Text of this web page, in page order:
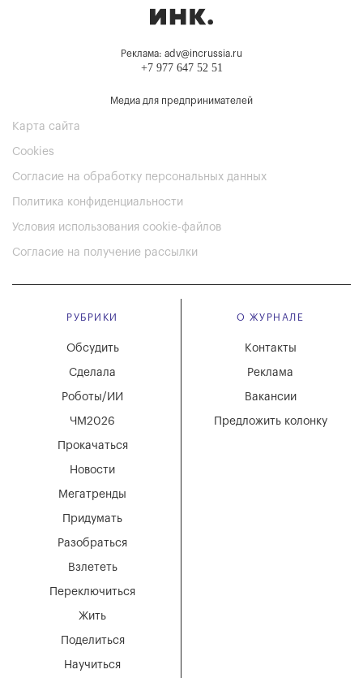
Реклама: adv@incrussia.ru
+7 977 647 52 51
Медиа для предпринимателей
Карта сайта
Cookies
Согласие на обработку персональных данных
Политика конфиденциальности
Условия использования cookie-файлов
Согласие на получение рассылки
РУБРИКИ
Мегатренды
Придумать
Разобраться
Взлететь
Новости
Переключиться
Жить
Поделиться
Научиться
Обсудить
Сделала
Роботы/ИИ
ЧМ2026
Прокачаться
О ЖУРНАЛЕ
Вакансии
Реклама
Контакты
Предложить колонку